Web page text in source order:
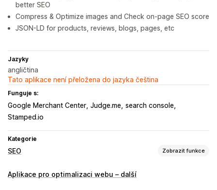
better SEO
Compress & Optimize images and Check on-page SEO score
JSON-LD for products, reviews, blogs, pages, etc
Jazyky
angličtina
Tato aplikace není přeložena do jazyka čeština
Funguje s:
Google Merchant Center Judge.me search console
Stamped.io
Kategorie
SEO Zobrazit funkce
Nástroje SEO
Aplikace pro optimalizaci webu – další